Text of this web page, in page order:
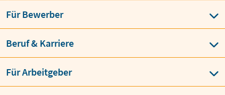
Für Bewerber
Beruf & Karriere
Für Arbeitgeber